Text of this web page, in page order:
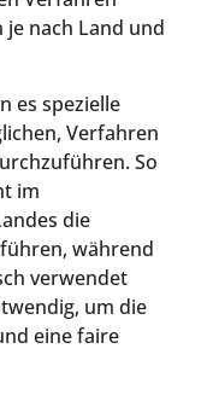
je nach Land und
es spezielle
Verfahren
So
im
die
während
verwendet
um die
eine faire